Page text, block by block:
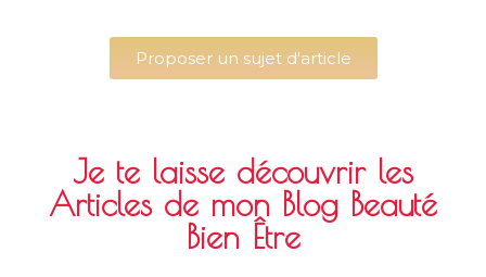
Proposer un sujet d'article
Je te laisse découvrir les
Articles de mon Blog Beauté
Bien Être